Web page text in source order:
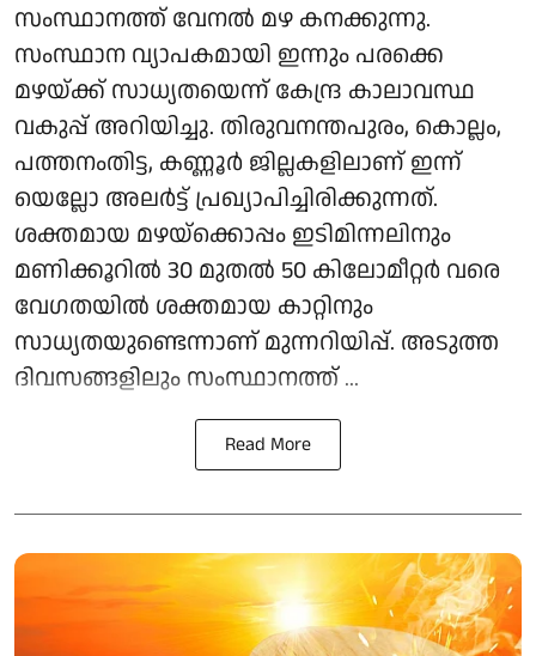
സംസ്ഥാനത്ത് വേനൽ മഴ കനക്കുന്നു.
സംസ്ഥാന വ്യാപകമായി ഇന്നും പരക്കെ
മഴയ്ക്ക് സാധ്യതയെന്ന് കേന്ദ്ര കാലാവസ്ഥ
വകുപ്പ് അറിയിച്ചു. തിരുവനന്തപുരം, കൊല്ലം,
പത്തനംതിട്ട, കണ്ണൂർ ജില്ലകളിലാണ് ഇന്ന്
യെല്ലോ അലർട്ട് പ്രഖ്യാപിച്ചിരിക്കുന്നത്.
ശക്തമായ മഴയ്ക്കൊപ്പം ഇടിമിന്നലിനും
മണിക്കൂറിൽ 30 മുതൽ 50 കിലോമീറ്റർ വരെ
വേഗതയിൽ ശക്തമായ കാറ്റിനും
സാധ്യതയുണ്ടെന്നാണ് മുന്നറിയിപ്പ്. അടുത്ത
ദിവസങ്ങളിലും സംസ്ഥാനത്ത് ...
Read More